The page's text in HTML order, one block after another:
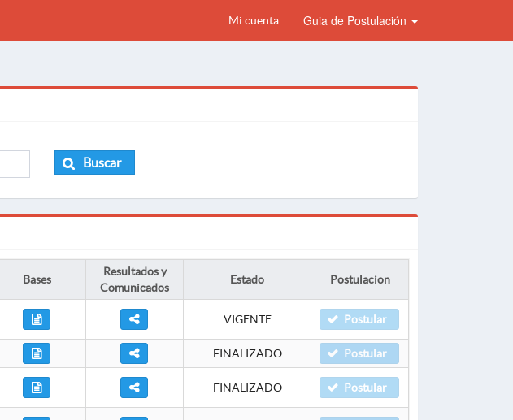
Mi cuenta Guia de Postulación
Buscar
Bases
Resultados y
Comunicados
Estado Postulacion
VIGENTE Postular
FINALIZADO Postular
FINALIZADO Postular